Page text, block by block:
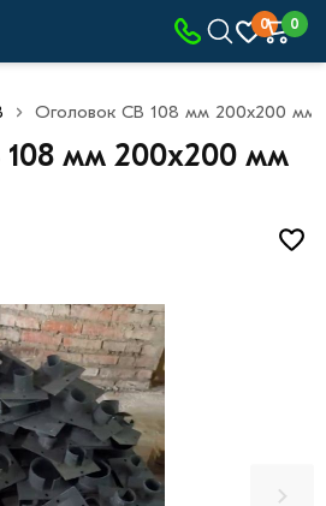
0 0
Оголовок СВ 108 мм 200х200 мм
мм 200х200 мм